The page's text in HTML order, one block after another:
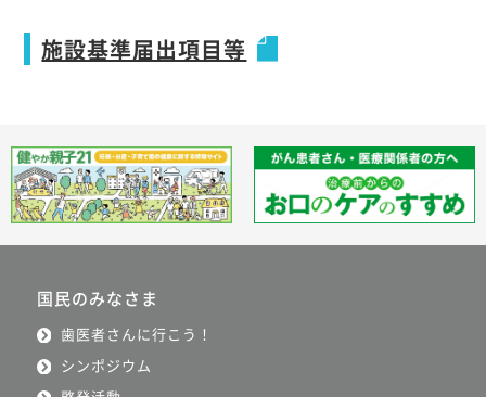
施設基準届出項目等
国民のみなさま
歯医者さんに行こう！
シンポジウム